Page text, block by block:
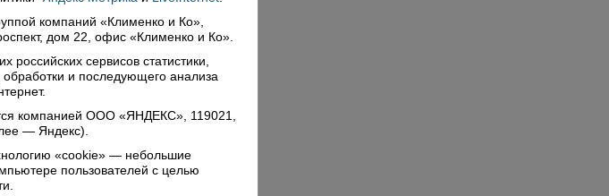
компаний «Клименко и Ко»,
дом 22, офис «Клименко и Ко».
сервисов статистики,
и последующего анализа
компанией ООО «ЯНДЕКС», 119021,
— Яндекс).
«cookie» — небольшие
пользователей с целью